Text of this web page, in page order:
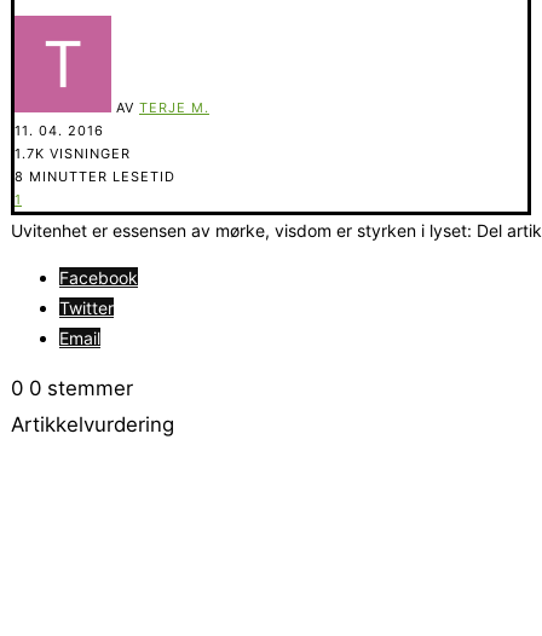
AV TERJE M.
11. 04. 2016
1.7K VISNINGER
8 MINUTTER LESETID
1
Uvitenhet er essensen av mørke, visdom er styrken i lyset: Del
Facebook
Twitter
Email
0 0 stemmer
Artikkelvurdering